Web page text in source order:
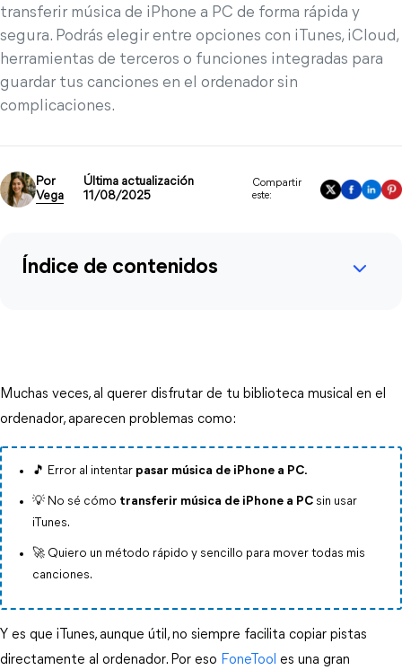
transferir música de iPhone a PC de forma rápida y
segura. Podrás elegir entre opciones con iTunes, iCloud,
herramientas de terceros o funciones integradas para
guardar tus canciones en el ordenador sin
complicaciones.
Por
Vega
Última actualización
11/08/2025
Compartir
este:
Índice de contenidos
Muchas veces, al querer disfrutar de tu biblioteca musical en el
ordenador, aparecen problemas como:
🎵 Error al intentar pasar música de iPhone a PC.
💡 No sé cómo transferir música de iPhone a PC sin usar
iTunes.
🚀 Quiero un método rápido y sencillo para mover todas mis
canciones.
Y es que iTunes, aunque útil, no siempre facilita copiar pistas
directamente al ordenador. Por eso FoneTool es una gran